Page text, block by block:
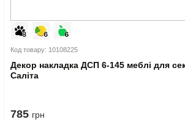
Код товару: 10108225
Декор накладка ДСП 6-145 меблі для
Саліта
785 грн